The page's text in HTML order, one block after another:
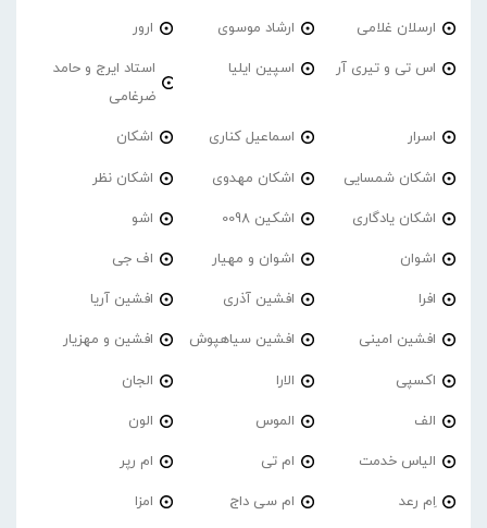
ارسلان غلامی ارشاد موسوی ارور
اس تی و تیری آر اسپین ایلیا
استاد ایرج و حامد
ضرغامی
اسرار اسماعیل کناری اشکان
اشکان شمسایی اشکان مهدوی اشکان نظر
اشکان یادگاری اشکین 0098 اشو
اشوان اشوان و مهیار اف جی
افرا افشین آذری افشین آریا
افشین امینی افشین سیاهپوش افشین و مهزیار
اکسپی الارا الجان
الف الموس الون
الیاس خدمت ام تی ام رپر
اِم رعد ام سی داج امزا